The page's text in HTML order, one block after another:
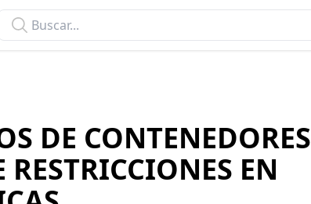
DE CONTENEDORES
EN